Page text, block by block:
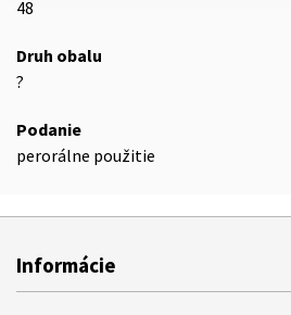
48
Druh obalu
?
Podanie
perorálne použitie
Informácie